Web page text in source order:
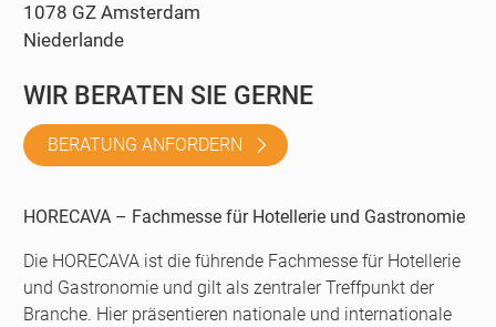
1078 GZ Amsterdam
Niederlande
WIR BERATEN SIE GERNE
BERATUNG ANFORDERN
HORECAVA – Fachmesse für Hotellerie und Gastronomie
Die HORECAVA ist die führende Fachmesse für Hotellerie
und Gastronomie und gilt als zentraler Treffpunkt der
Branche. Hier präsentieren nationale und internationale